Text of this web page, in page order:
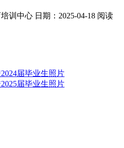
训中心 日期：2025-04-18 阅读
届毕业生照片
届毕业生照片